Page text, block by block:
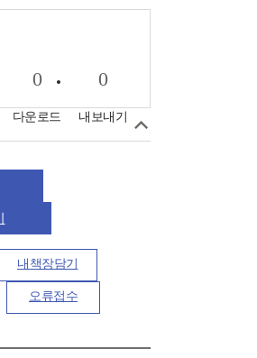
0
다운로드
0
내보내기
내책장담기
오류접수